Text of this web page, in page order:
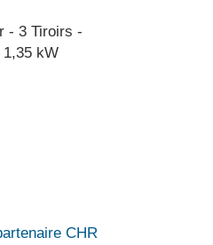
- 3 Tiroirs -
1,35 kW
CHR